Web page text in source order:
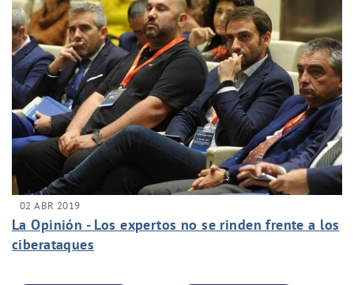
02 ABR 2019
La Opinión - Los expertos no se rinden frente a los
ciberataques